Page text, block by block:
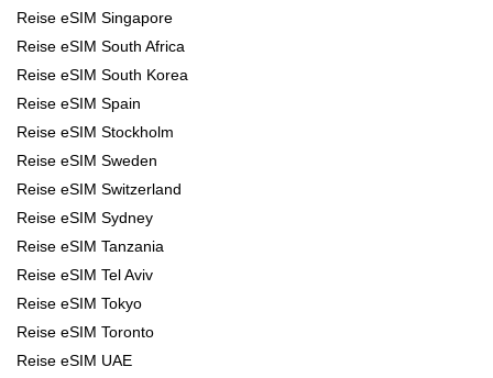
Reise eSIM Singapore
Reise eSIM South Africa
Reise eSIM South Korea
Reise eSIM Spain
Reise eSIM Stockholm
Reise eSIM Sweden
Reise eSIM Switzerland
Reise eSIM Sydney
Reise eSIM Tanzania
Reise eSIM Tel Aviv
Reise eSIM Tokyo
Reise eSIM Toronto
Reise eSIM UAE